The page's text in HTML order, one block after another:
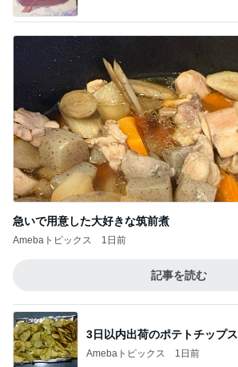
急いで用意した大好きな筑前煮
Amebaトピックス 1日前
記事を読む
3日以内出荷のポテトチップス
Amebaトピックス 1日前